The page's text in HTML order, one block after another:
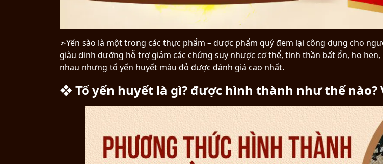
➣Yến sào là một trong các thực phẩm – dược phẩm quý đem lại công dụng cho
giàu dinh dưỡng hỗ trợ giảm các chứng suy nhược cơ thể, tinh thần bất ổn, ho
nhau nhưng tổ yến huyết màu đỏ được đánh giá cao nhất.
❖ Tổ yến huyết là gì? được hình thành như thế nào?